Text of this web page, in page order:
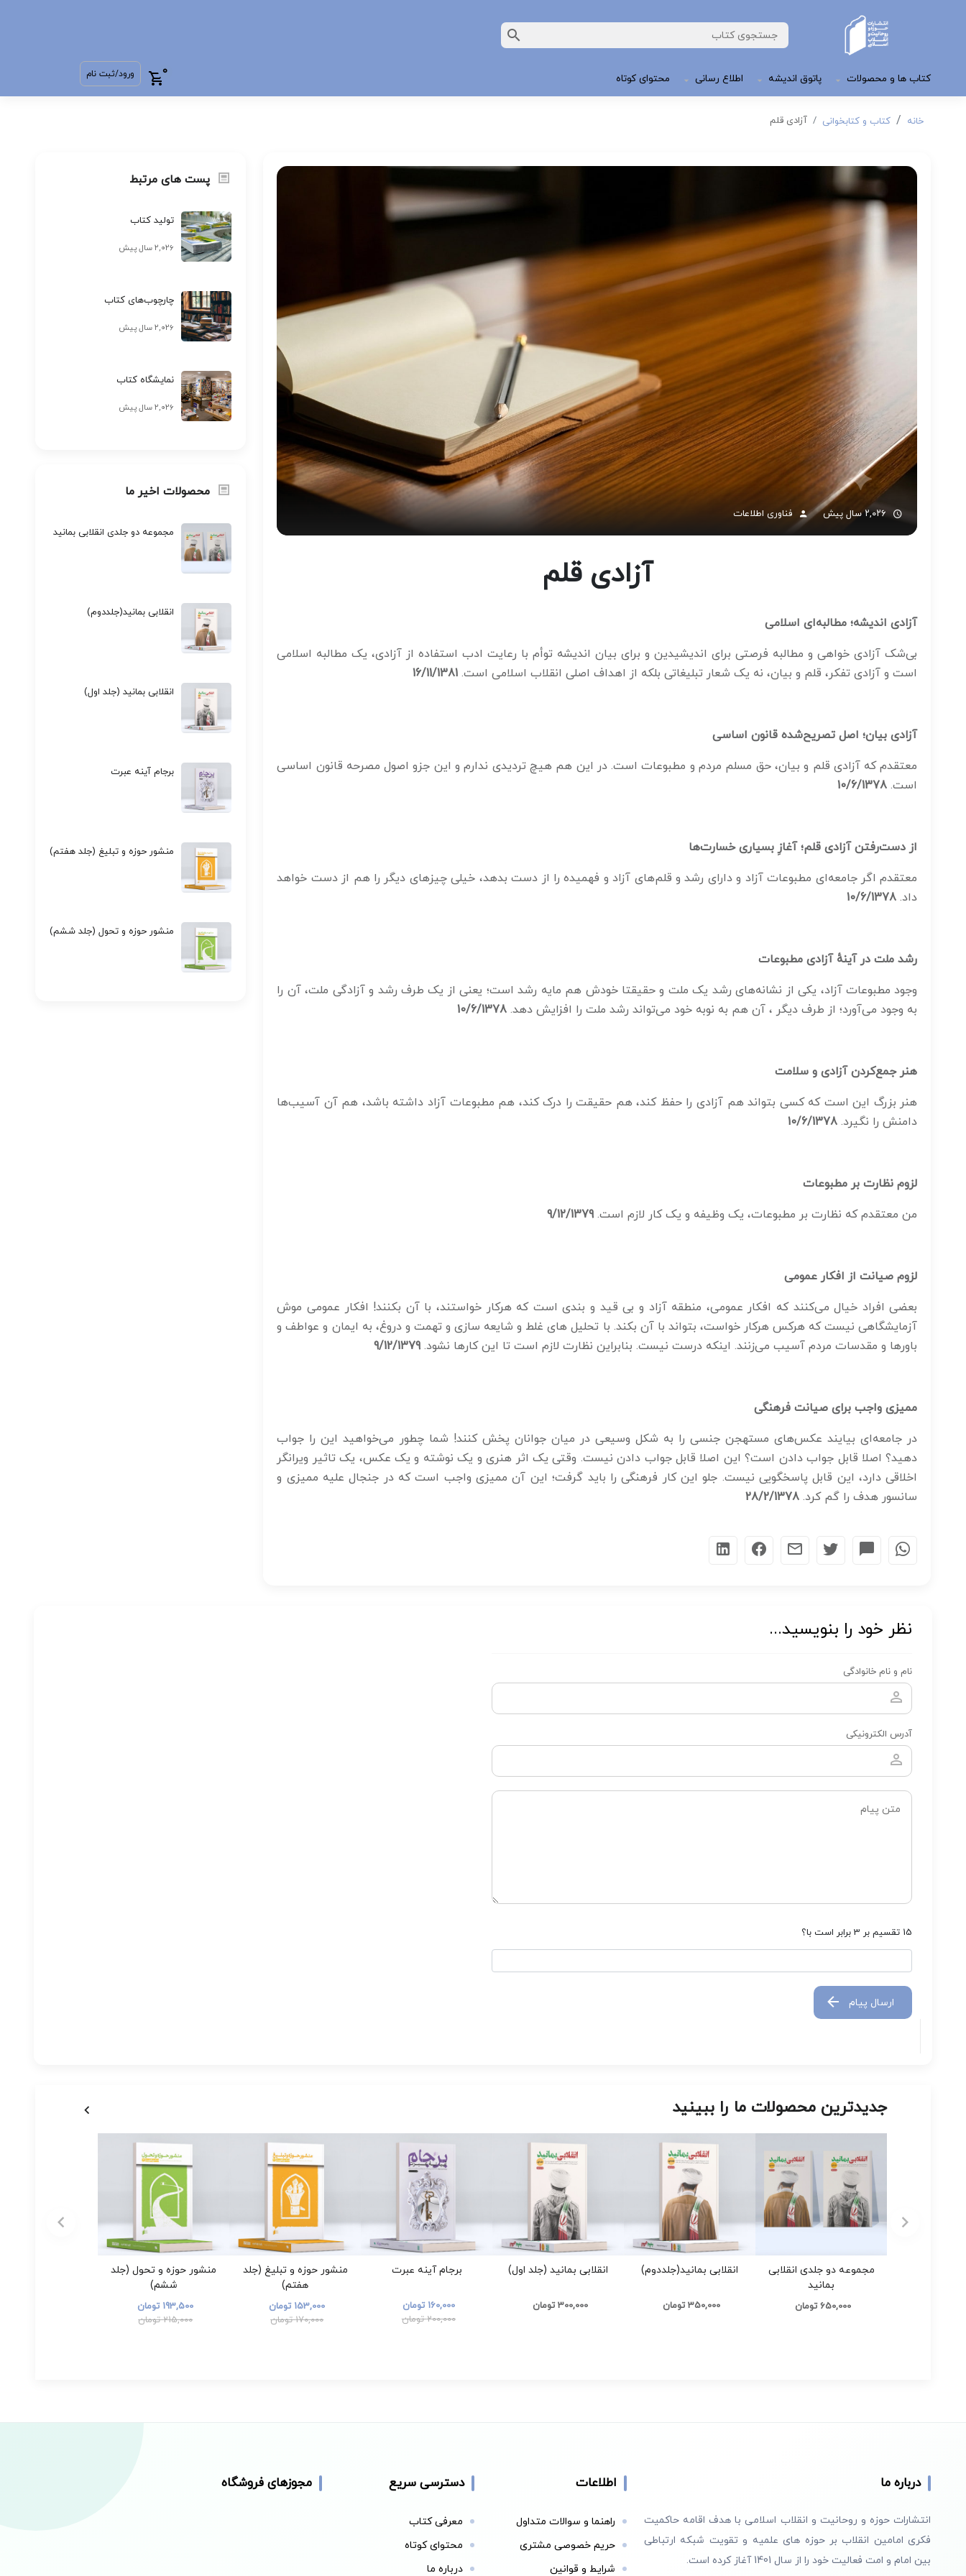
کتاب ها و محصولات پاتوق اندیشه اطلاع رسانی محتوای کوتاه
0 ورود/ثبت نام
خانه کتاب و کتابخوانی آزادی قلم
۲,۰۲۶ سال پیش فناوری اطلاعات
آزادی قلم
آزادی اندیشه؛ مطالبه‌ای اسلامی
بی‌شک آزادی خواهی و مطالبه فرصتی برای اندیشیدین و برای بیان اندیشه توأم با رعایت ادب استفاده از آزادی، یک مطالبه اسلامی
است و آزادی تفکر، قلم و بیان، نه یک شعار تبلیغاتی بلکه از اهداف اصلی انقلاب اسلامی است. 16/11/1381
آزادی بیان؛ اصل تصریح‌شده قانون اساسی
معتقدم که آزادی قلم و بیان، حق مسلم مردم و مطبوعات است. در این هم هیچ تردیدی ندارم و این جزو اصول مصرحه قانون اساسی
است. 10/6/1378
از دست‌رفتن آزادی قلم؛ آغازِ بسیاری خسارت‌ها
معتقدم اگر جامعه‌ای مطبوعات آزاد و دارای رشد و قلم‌های آزاد و فهمیده را از دست بدهد، خیلی چیز‌های دیگر را هم از دست خواهد
داد. 10/6/1378
رشد ملت در آینهٔ آزادی مطبوعات
وجود مطبوعات آزاد، یکی از نشانه‌های رشد یک ملت و حقیقتا خودش هم مایه رشد است؛ یعنی از یک طرف رشد و آزادگی ملت، آن را
به وجود می‌آورد؛ از طرف دیگر ، آن هم به نوبه خود می‌تواند رشد ملت را افزایش دهد. 10/6/1378
هنر جمع‌کردن آزادی و سلامت
هنر بزرگ این است که کسی بتواند هم آزادی را حفظ کند، هم حقیقت را درک کند، هم مطبوعات آزاد داشته باشد، هم آن آسیب‌ها
دامنش را نگیرد. 10/6/1378
لزوم نظارت بر مطبوعات
من معتقدم که نظارت بر مطبوعات، یک وظیفه و یک کار لازم است. 9/12/1379
لزوم صیانت از افکار عمومی
بعضی افراد خیال می‌کنند که افکار عمومی، منطقه آزاد و بی قید و بندی است که هرکار خواستند، با آن بکنند! افکار عمومی موش
آزمایشگاهی نیست که هرکس هرکار خواست، بتواند با آن بکند. با تحلیل های غلط و شایعه سازی و تهمت و دروغ، به ایمان و عواطف و
باورها و مقدسات مردم آسیب می‌زنند. اینکه درست نیست. بنابراین نظارت لازم است تا این کارها نشود. 9/12/1379
ممیزی واجب برای صیانت فرهنگی
در جامعه‌ای بیایند عکس‌های مستهجن جنسی را به شکل وسیعی در میان جوانان پخش کنند! شما چطور می‌خواهید این را جواب
دهید؟ اصلا قابل جواب دادن است؟ این اصلا قابل جواب دادن نیست. وقتی یک اثر هنری و یک نوشته و یک عکس، یک تاثیر ویرانگر
اخلاقی دارد، این قابل پاسخگویی نیست. جلو این کار فرهنگی را باید گرفت؛ این آن ممیزی واجب است که در جنجال علیه ممیزی و
سانسور هدف را گم کرد. 28/2/1378
پست های مرتبط
تولید کتاب
۲,۰۲۶ سال پیش
چارچوب‌های کتاب
۲,۰۲۶ سال پیش
نمایشگاه کتاب
۲,۰۲۶ سال پیش
محصولات اخیر ما
مجموعه دو جلدی انقلابی بمانید
انقلابی بمانید(جلددوم)
انقلابی بمانید (جلد اول)
برجام آینه عبرت
منشور حوزه و تبلیغ (جلد هفتم)
منشور حوزه و تحول (جلد ششم)
نظر خود را بنویسید...
نام و نام خانوادگی
آدرس الکترونیکی
15 تقسیم بر 3 برابر است با؟
ارسال پیام
جدیدترین محصولات ما را ببینید
مجموعه دو جلدی انقلابی
بمانید
650,000 تومان
انقلابی بمانید(جلددوم)
350,000 تومان
انقلابی بمانید (جلد اول)
300,000 تومان
برجام آینه عبرت
160,000 تومان
200,000 تومان
منشور حوزه و تبلیغ (جلد
هفتم)
153,000 تومان
170,000 تومان
منشور حوزه و تحول (جلد
ششم)
193,500 تومان
215,000 تومان
درباره ما
انتشارات حوزه و روحانیت و انقلاب اسلامی با هدف اقامه حاکمیت
فکری امامین انقلاب بر حوزه های علمیه و تقویت شبکه ارتباطی
بین امام و امت فعالیت خود را از سال 1401 آغاز کرده است.
اطلاعات
راهنما و سوالات متداول
حریم خصوصی مشتری
شرایط و قوانین
دسترسی سریع
معرفی کتاب
محتوای کوتاه
درباره ما
مجوزهای فروشگاه